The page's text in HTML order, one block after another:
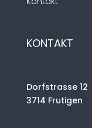
KONTAKT
Dorfstrasse 12
3714 Frutigen